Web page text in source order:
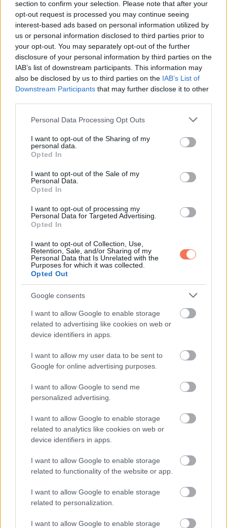
section to confirm your selection. Please note that after your
opt-out request is processed you may continue seeing
interest-based ads based on personal information utilized by
us or personal information disclosed to third parties prior to
your opt-out. You may separately opt-out of the further
disclosure of your personal information by third parties on the
IAB’s list of downstream participants. This information may
also be disclosed by us to third parties on the IAB’s List of
Downstream Participants that may further disclose it to other
Please note that this website/app uses one or more Google
not limited to your visit or usage behaviour. You may click to
grant or deny consent to Google and its third-party tags to
use your data for below specified purposes in below Google
consent section.
Personal Data Processing Opt Outs
I want to opt-out of the Sharing of my
personal data.
Opted In
I want to opt-out of the Sale of my
Personal Data.
Opted In
I want to opt-out of processing my
Personal Data for Targeted Advertising.
Opted In
I want to opt-out of Collection, Use,
Retention, Sale, and/or Sharing of my
Personal Data that Is Unrelated with the
Purposes for which it was collected.
Opted Out
Google consents
I want to allow Google to enable storage
related to advertising like cookies on web or
device identifiers in apps.
I want to allow my user data to be sent to
Google for online advertising purposes.
I want to allow Google to send me
personalized advertising.
I want to allow Google to enable storage
related to analytics like cookies on web or
device identifiers in apps.
I want to allow Google to enable storage
related to functionality of the website or app.
I want to allow Google to enable storage
related to personalization.
I want to allow Google to enable storage
szembenézni velük, a karma kegyelmet hoz. Egy korábbi
árulás tanulsága most újra megmutatkozik, de ezúttal már
nem esel ugyanabba a csapdába. Egy kapcsolat lezárása
vagy újraindítása is napirenden lehet – attól függően, mennyi
tanulságot vontál le. A belső átalakulásod most minden
külső eseményt felülír.
JÚNIUS
energiája segít neked abban,
hogy végre levetkőzd a régi énképeket. A szexualitásod,
szenvedélyed, erőd most karmikus jelentőséget kap –
tisztul vagy pusztít, te döntöd el. Olyan spirituális
Ne félj elengedni azt, ami már meghalt benned – így tudsz
újjászületni.Hét év szerencse vár, ha kedvelés és a „sok
szerencsét” beírása után gördítesz lejjebb!
különös módon kapcsolja össze a múlt és a jövő szálait –
mintha hirtelen minden értelmet nyerne. Megvilágosodás
érhet egy olyan témában, amivel hónapok óta küzdesz. A
sors most arra kér, hogy hidd el: nem véletlenül jártál be
ennyi utat. Egy régi tanítás újra előkerülhet – lehet könyv,
személy vagy épp egy mondat, ami mélyen megérint.
Karmikus kapcsolatot is hozhat ez a hónap, ami nem biztos,
hogy örökre szól – de örökre megváltoztat. Légy nyitott a
más vallások, kultúrák, szellemi rendszerek felé – a kulcs
most ott rejlik. Egy utazás lehetőségét is kínálhatja az
univerzum – akár fizikai, akár spirituális szinten.
JÚNIUS
bővülés ideje, de csak akkor, ha előtte rendet tettél
magadban. A hazugságokat most nem tűri a karma – sem
másokét, sem a sajátjaidat. Bölcsebb vagy, mint gondolod –
használd ezt arra, hogy másokat is felemelj. Egy régóta
dédelgetett álmod most végre megmozdulhat – de tőled
függ, hogy valóra válik-e. Hét év szerencse vár, ha
kedvelés és a „sok szerencsét” beírása után gördítesz
lejjebb!
Bak (december 22. – január 19.)AJÚNIUS
hónapjában
a karma a struktúrákra, felelősségre és sorsfeladatokra
irányítja a figyelmed. Ha túl merev voltál, most széttörik az,